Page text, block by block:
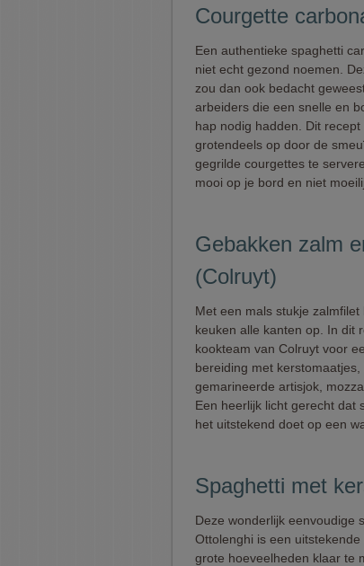
Courgette
Een authentieke spaghetti
niet echt gezond noemen.
zou dan ook bedacht
arbeiders die een snelle en
hap nodig hadden. Dit
grotendeels op door de
gegrilde courgettes te
mooi op je bord en niet
Gebakken zalm
(Colruyt)
Met een mals stukje zalmfilet
keuken alle kanten op. In dit
kookteam van Colruyt voor
bereiding met kerstomaatjes,
gemarineerde artisjok,
Een heerlijk licht gerecht dat
het uitstekend doet op een
Spaghetti met
Deze wonderlijk eenvoudige
Ottolenghi is een uitstekende
grote hoeveelheden klaar te